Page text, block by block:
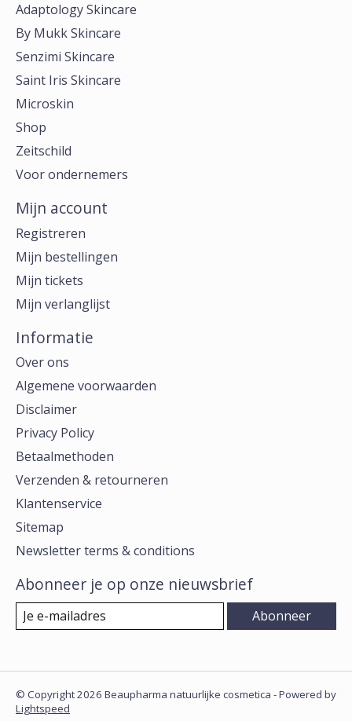
Adaptology Skincare
By Mukk Skincare
Senzimi Skincare
Saint Iris Skincare
Microskin
Shop
Zeitschild
Voor ondernemers
Mijn account
Registreren
Mijn bestellingen
Mijn tickets
Mijn verlanglijst
Informatie
Over ons
Algemene voorwaarden
Disclaimer
Privacy Policy
Betaalmethoden
Verzenden & retourneren
Klantenservice
Sitemap
Newsletter terms & conditions
Abonneer je op onze nieuwsbrief
Abonneer
© Copyright 2026 Beaupharma natuurlijke cosmetica - Powered by
Lightspeed